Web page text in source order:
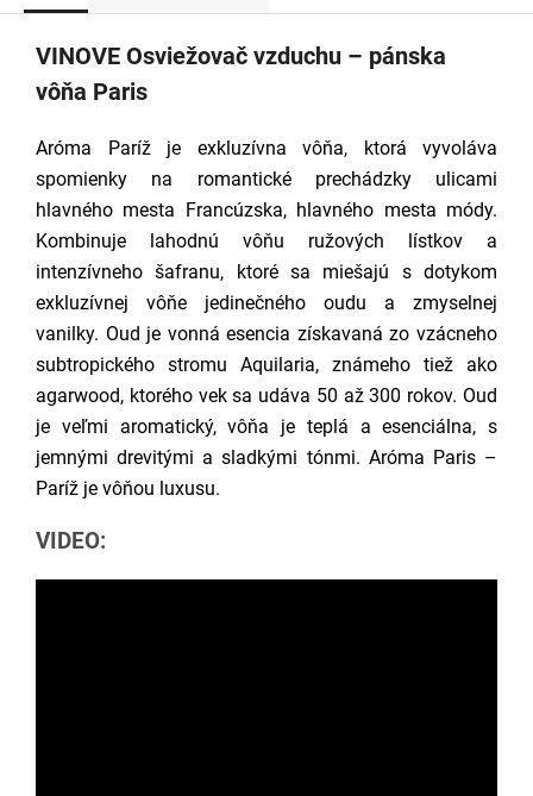
VINOVE Osviežovač vzduchu – pánska
vôňa Paris
Aróma Paríž je exkluzívna vôňa, ktorá vyvoláva
spomienky na romantické prechádzky ulicami
hlavného mesta Francúzska, hlavného mesta módy.
Kombinuje lahodnú vôňu ružových lístkov a
intenzívneho šafranu, ktoré sa miešajú s dotykom
exkluzívnej vôňe jedinečného oudu a zmyselnej
vanilky. Oud je vonná esencia získavaná zo vzácneho
subtropického stromu Aquilaria, známeho tiež ako
agarwood, ktorého vek sa udáva 50 až 300 rokov. Oud
je veľmi aromatický, vôňa je teplá a esenciálna, s
jemnými drevitými a sladkými tónmi. Aróma Paris –
Paríž je vôňou luxusu.
VIDEO: